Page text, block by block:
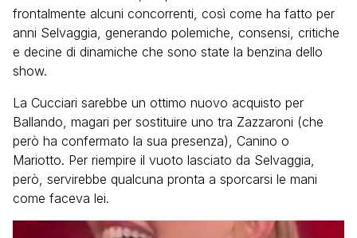
frontalmente alcuni concorrenti, così come ha fatto per
anni Selvaggia, generando polemiche, consensi, critiche
e decine di dinamiche che sono state la benzina dello
show.
La Cucciari sarebbe un ottimo nuovo acquisto per
Ballando, magari per sostituire uno tra Zazzaroni (che
però ha confermato la sua presenza), Canino o
Mariotto. Per riempire il vuoto lasciato da Selvaggia,
però, servirebbe qualcuna pronta a sporcarsi le mani
come faceva lei.